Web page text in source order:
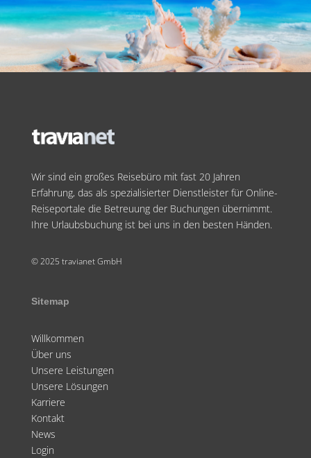
Wir sind ein großes Reisebüro mit fast 20 Jahren
Erfahrung, das als spezialisierter Dienstleister für Online-
Reiseportale die Betreuung der Buchungen übernimmt.
Ihre Urlaubsbuchung ist bei uns in den besten Händen.
© 2025 travianet GmbH
Sitemap
Willkommen
Über uns
Unsere Leistungen
Unsere Lösungen
Karriere
Kontakt
News
Login